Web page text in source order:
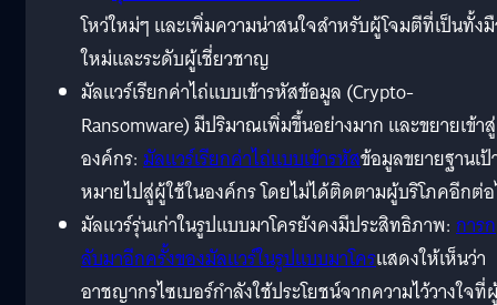
โหว่ใหม่ๆ และเพิ่มความน่าสนใจสำหรับผู้โจมตีที่เป็นทั้ง
ใหม่และระดับผู้เชี่ยวชาญ
มัลแวร์เรียกค่าไถ่แบบเข้ารหัสข้อมูล (Crypto-
Ransomware) มีปริมาณเพิ่มขึ้นอย่างมาก และขยายเข้าสู่
องค์กร: มัลแวร์เรียกค่าไถ่แบบเข้ารหัสข้อมูลขยายฐานเป้
หมายไปสู่ผู้ใช้ในองค์กร โดยไม่ได้ติดตามผู้บริโภคอีกต่
มัลแวร์รุ่นเก่าในรูปแบบมาโครยังคงมีประสิทธิภาพ: การก
ลับมาอีกครั้งของมัลแวร์ในรูปแบบมาโครแสดงให้เห็นว่า
อาชญากรไซเบอร์กำลังใช้ประโยชน์จากความไว้วางใจที่